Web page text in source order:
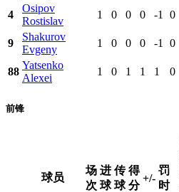
4
Osipov
Rostislav
1 0 0 0 -1 0
9
Shakurov
Evgeny
1 0 0 0 -1 0
88
Yatsenko
Alexei
1 0 1 1 1 0
前锋
球员
场
次
进
球
传
球
得
分
+/-
罚
时